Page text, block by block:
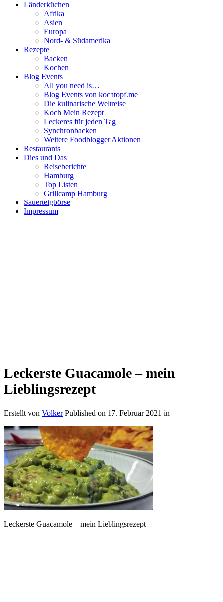
Länderküchen
Afrika
Asien
Europa
Nord- & Südamerika
Rezepte
Backen
Kochen
Blog Events
All you need is…
Blog Events von kochtopf.me
Die kulinarische Weltreise
Koch Mein Rezept
Leckeres für jeden Tag
Synchronbacken
Weitere Foodblogger Aktionen
Restaurants
Dies und Das
Reiseberichte
Hamburg
Top Listen
Grillcamp Hamburg
Sauerteigbörse
Impressum
Leckerste Guacamole – mein
Lieblingsrezept
Erstellt von Volker Published on 17. Februar 2021 in
Leckerste Guacamole – mein Lieblingsrezept